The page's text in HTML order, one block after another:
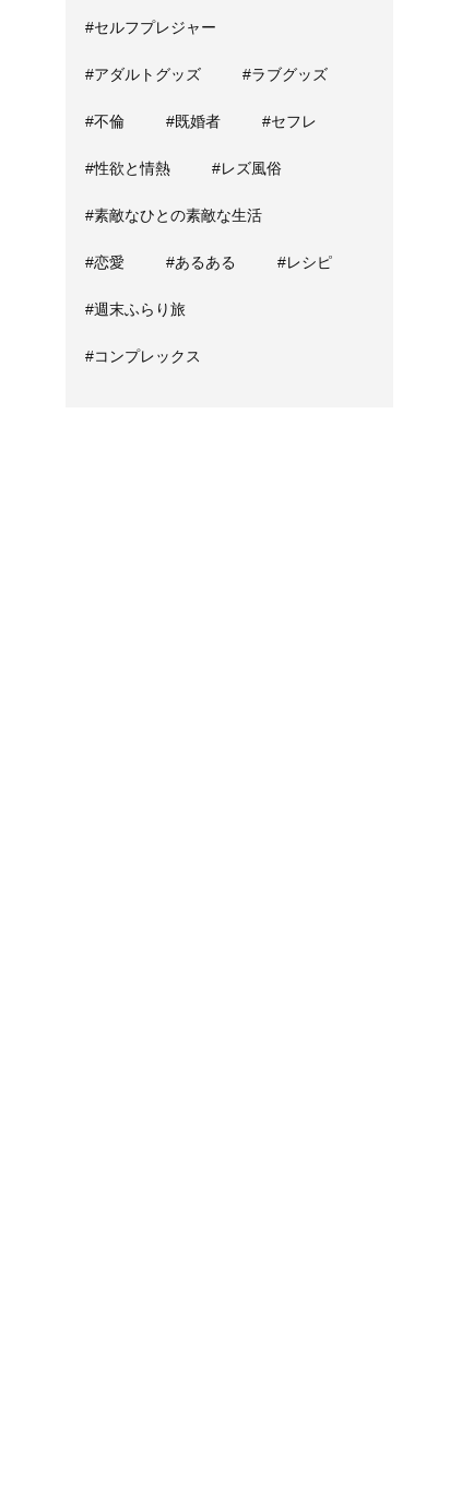
#セルフプレジャー
#アダルトグッズ #ラブグッズ
#不倫 #既婚者 #セフレ
#性欲と情熱 #レズ風俗
#素敵なひとの素敵な生活
#恋愛 #あるある #レシピ
#週末ふらり旅
#コンプレックス